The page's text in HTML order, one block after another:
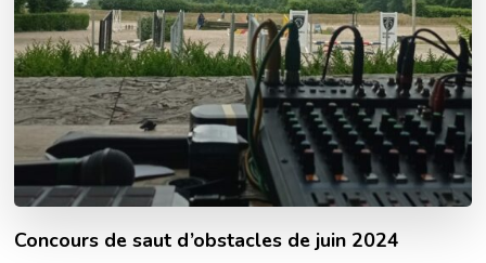
Concours de saut d’obstacles de juin 2024